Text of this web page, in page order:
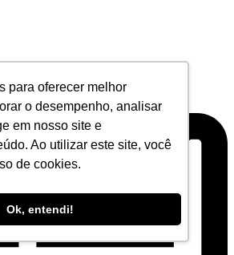
para oferecer melhor
o desempenho, analisar
em nosso site e
Ao utilizar este site, você
de cookies.
Ok, entendi!